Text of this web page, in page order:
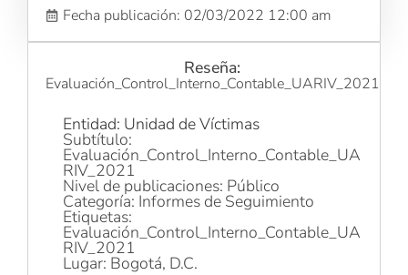
Fecha publicación: 02/03/2022 12:00 am
Reseña:
Evaluación_Control_Interno_Contable_UARIV_2021
Entidad: Unidad de Víctimas
Subtítulo:
Evaluación_Control_Interno_Contable_UA
RIV_2021
Nivel de publicaciones: Público
Categoría: Informes de Seguimiento
Etiquetas:
Evaluación_Control_Interno_Contable_UA
RIV_2021
Lugar: Bogotá, D.C.